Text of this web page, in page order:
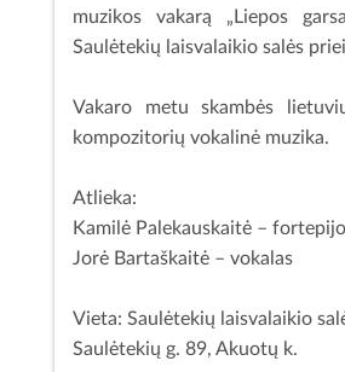
muzikos vakarą „Liepos
Saulėtekių laisvalaikio salės
Vakaro metu skambės
kompozitorių vokalinė muzika.
Atlieka:
Kamilė Palekauskaitė –
Jorė Bartaškaitė – vokalas
Vieta: Saulėtekių laisvalaikio
Saulėtekių g. 89, Akuotų k.